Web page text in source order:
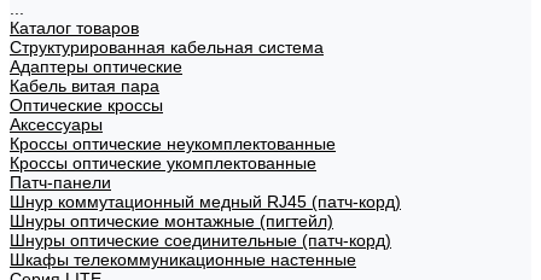
Каталог товаров
Структурированная кабельная система
Адаптеры оптические
Кабель витая пара
Оптические кроссы
Аксессуары
Кроссы оптические неукомплектованные
Кроссы оптические укомплектованные
Патч-панели
Шнур коммутационный медный RJ45 (патч-корд)
Шнуры оптические монтажные (пигтейл)
Шнуры оптические соединительные (патч-корд)
Шкафы телекоммуникационные настенные